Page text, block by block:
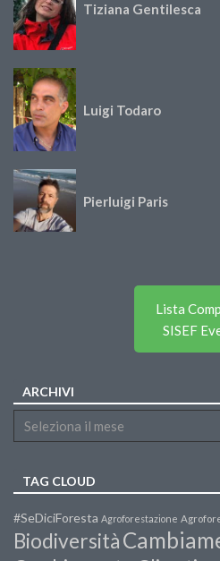
Tiziana Gentilesca
Luigi Todaro
Pierluigi Paris
Lista
SISEF
ARCHIVI
TAG CLOUD
#SeDiciForesta Agroforestazione
Biodiversità